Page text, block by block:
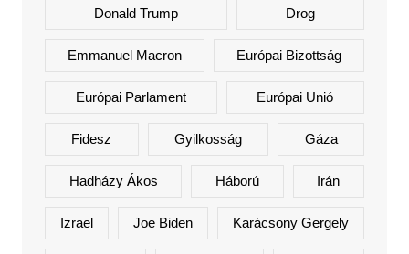
Donald Trump Drog
Emmanuel Macron Európai Bizottság
Európai Parlament Európai Unió
Fidesz Gyilkosság Gáza
Hadházy Ákos Háború Irán
Izrael Joe Biden Karácsony Gergely